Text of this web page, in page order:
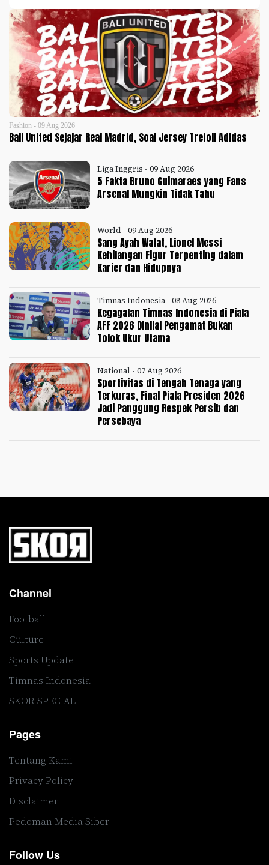
Fashion - 09 Aug 2026
Bali United Sejajar Real Madrid, Soal Jersey Trefoil Adidas
Liga Inggris - 09 Aug 2026
5 Fakta Bruno Guimaraes yang Fans
Arsenal Mungkin Tidak Tahu
World - 09 Aug 2026
Sang Ayah Wafat, Lionel Messi
Kehilangan Figur Terpenting dalam
Karier dan Hidupnya
Timnas Indonesia - 08 Aug 2026
Kegagalan Timnas Indonesia di Piala
AFF 2026 Dinilai Pengamat Bukan
Tolok Ukur Utama
National - 07 Aug 2026
Sportivitas di Tengah Tenaga yang
Terkuras, Final Piala Presiden 2026
Jadi Panggung Respek Persib dan
Persebaya
Channel
Football
Culture
Sports Update
Timnas Indonesia
SKOR SPECIAL
Pages
Tentang Kami
Privacy Policy
Disclaimer
Pedoman Media Siber
Follow Us